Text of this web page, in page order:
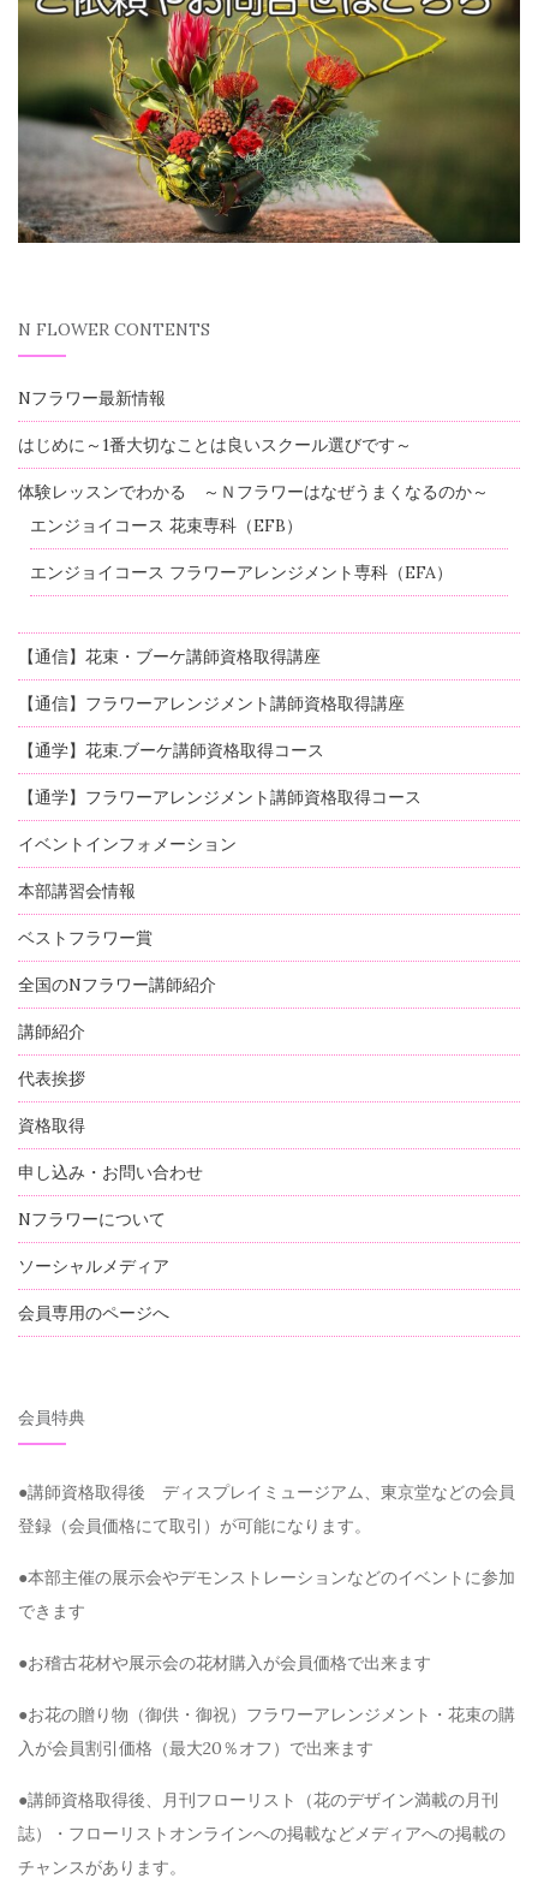
N FLOWER CONTENTS
Nフラワー最新情報
はじめに～1番大切なことは良いスクール選びです～
体験レッスンでわかる ～Ｎフラワーはなぜうまくなるのか～
エンジョイコース 花束専科（EFB）
エンジョイコース フラワーアレンジメント専科（EFA）
【通信】花束・ブーケ講師資格取得講座
【通信】フラワーアレンジメント講師資格取得講座
【通学】花束.ブーケ講師資格取得コース
【通学】フラワーアレンジメント講師資格取得コース
イベントインフォメーション
本部講習会情報
ベストフラワー賞
全国のNフラワー講師紹介
講師紹介
代表挨拶
資格取得
申し込み・お問い合わせ
Nフラワーについて
ソーシャルメディア
会員専用のページへ
会員特典
●講師資格取得後 ディスプレイミュージアム、東京堂などの会員
登録（会員価格にて取引）が可能になります。
●本部主催の展示会やデモンストレーションなどのイベントに参加
できます
●お稽古花材や展示会の花材購入が会員価格で出来ます
●お花の贈り物（御供・御祝）フラワーアレンジメント・花束の購
入が会員割引価格（最大20％オフ）で出来ます
●講師資格取得後、月刊フローリスト（花のデザイン満載の月刊
誌）・フローリストオンラインへの掲載などメディアへの掲載の
チャンスがあります。